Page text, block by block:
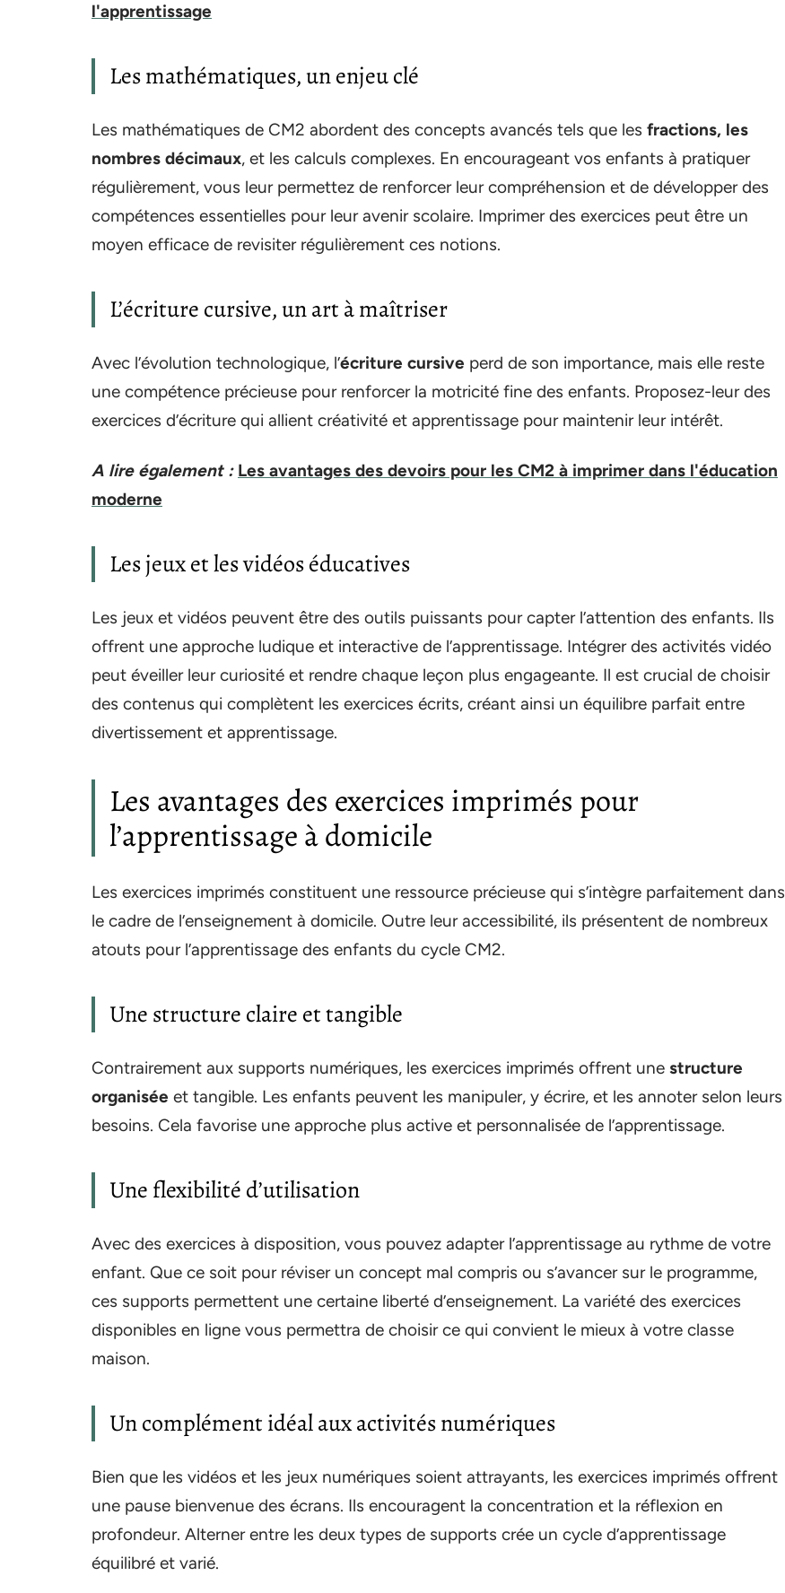
l'apprentissage
Les mathématiques, un enjeu clé
Les mathématiques de CM2 abordent des concepts avancés tels que les fractions, les
nombres décimaux, et les calculs complexes. En encourageant vos enfants à pratiquer
régulièrement, vous leur permettez de renforcer leur compréhension et de développer des
compétences essentielles pour leur avenir scolaire. Imprimer des exercices peut être un
moyen efficace de revisiter régulièrement ces notions.
L’écriture cursive, un art à maîtriser
Avec l’évolution technologique, l’écriture cursive perd de son importance, mais elle reste
une compétence précieuse pour renforcer la motricité fine des enfants. Proposez-leur des
exercices d’écriture qui allient créativité et apprentissage pour maintenir leur intérêt.
A lire également : Les avantages des devoirs pour les CM2 à imprimer dans l'éducation
moderne
Les jeux et les vidéos éducatives
Les jeux et vidéos peuvent être des outils puissants pour capter l’attention des enfants. Ils
offrent une approche ludique et interactive de l’apprentissage. Intégrer des activités vidéo
peut éveiller leur curiosité et rendre chaque leçon plus engageante. Il est crucial de choisir
des contenus qui complètent les exercices écrits, créant ainsi un équilibre parfait entre
divertissement et apprentissage.
Les avantages des exercices imprimés pour
l’apprentissage à domicile
Les exercices imprimés constituent une ressource précieuse qui s’intègre parfaitement dans
le cadre de l’enseignement à domicile. Outre leur accessibilité, ils présentent de nombreux
atouts pour l’apprentissage des enfants du cycle CM2.
Une structure claire et tangible
Contrairement aux supports numériques, les exercices imprimés offrent une structure
organisée et tangible. Les enfants peuvent les manipuler, y écrire, et les annoter selon leurs
besoins. Cela favorise une approche plus active et personnalisée de l’apprentissage.
Une flexibilité d’utilisation
Avec des exercices à disposition, vous pouvez adapter l’apprentissage au rythme de votre
enfant. Que ce soit pour réviser un concept mal compris ou s’avancer sur le programme,
ces supports permettent une certaine liberté d’enseignement. La variété des exercices
disponibles en ligne vous permettra de choisir ce qui convient le mieux à votre classe
maison.
Un complément idéal aux activités numériques
Bien que les vidéos et les jeux numériques soient attrayants, les exercices imprimés offrent
une pause bienvenue des écrans. Ils encouragent la concentration et la réflexion en
profondeur. Alterner entre les deux types de supports crée un cycle d’apprentissage
équilibré et varié.